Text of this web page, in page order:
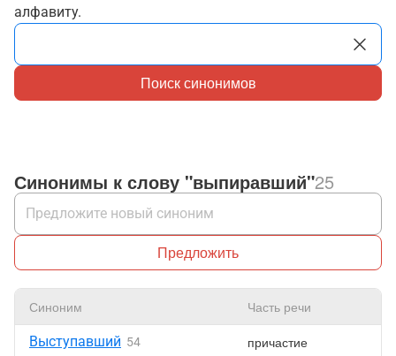
алфавиту.
Поиск синонимов
Синонимы к слову "выпиравший"25
Предложить
Синоним Часть речи
Выступавший 54 причастие